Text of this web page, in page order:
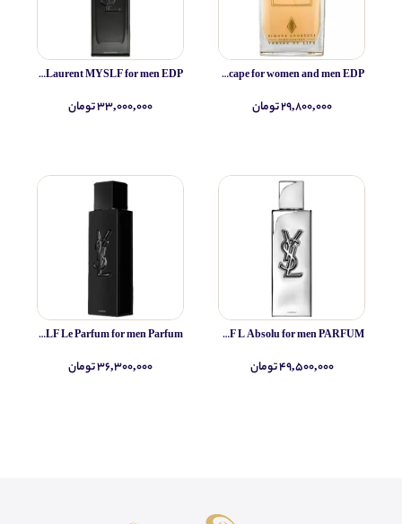
Simone Andreoli Tulum Junglescape for women and men EDP
۲۹,۸۰۰,۰۰۰ تومان
Yves Saint Laurent MYSLF L Absolu for men PARFUM
۴۹,۵۰۰,۰۰۰ تومان
Yves Saint Laurent MYSLF for men EDP
۳۳,۰۰۰,۰۰۰ تومان
Yves Saint Laurent MYSLF Le Parfum for men Parfum
۳۶,۳۰۰,۰۰۰ تومان